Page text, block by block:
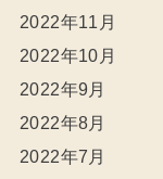
2022年11月
2022年10月
2022年9月
2022年8月
2022年7月